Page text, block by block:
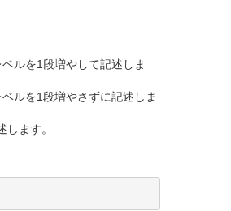
ルを1段増やして記述しま
ルを1段増やさずに記述しま
ます。